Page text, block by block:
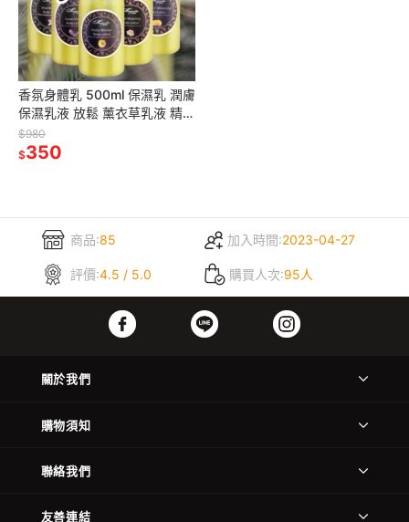
香氛身體乳 500ml 保濕乳 潤膚
保濕乳液 放鬆 薰衣草乳液 精油
乳液 身體精油 乳霜 精油 保養
$980
$350
商品:85 加入時間:2023-04-27
評價:4.5 / 5.0 購買人次:95人
關於我們
購物須知
聯絡我們
友善連結